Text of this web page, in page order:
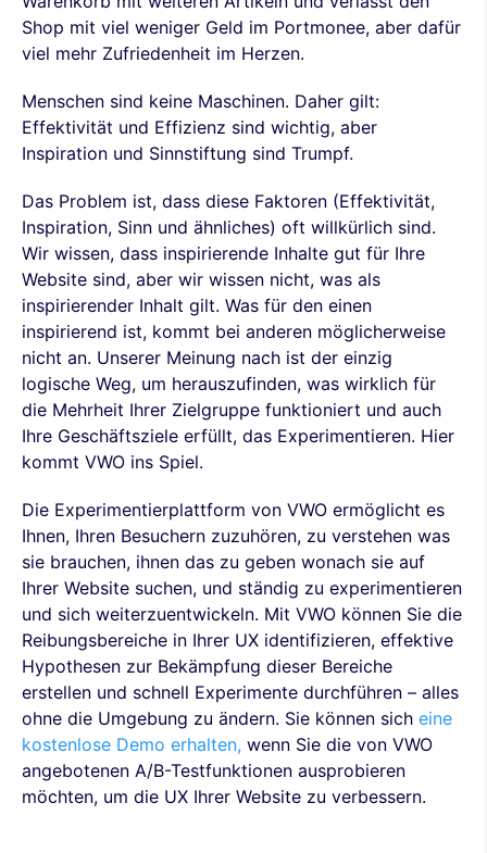
Shop mit viel weniger Geld im Portmonee, aber dafür
viel mehr Zufriedenheit im Herzen.
Menschen sind keine Maschinen. Daher gilt:
Effektivität und Effizienz sind wichtig, aber
Inspiration und Sinnstiftung sind Trumpf.
Das Problem ist, dass diese Faktoren (Effektivität,
Inspiration, Sinn und ähnliches) oft willkürlich sind.
Wir wissen, dass inspirierende Inhalte gut für Ihre
Website sind, aber wir wissen nicht, was als
inspirierender Inhalt gilt. Was für den einen
inspirierend ist, kommt bei anderen möglicherweise
nicht an. Unserer Meinung nach ist der einzig
logische Weg, um herauszufinden, was wirklich für
die Mehrheit Ihrer Zielgruppe funktioniert und auch
Ihre Geschäftsziele erfüllt, das Experimentieren. Hier
kommt VWO ins Spiel.
Die Experimentierplattform von VWO ermöglicht es
Ihnen, Ihren Besuchern zuzuhören, zu verstehen was
sie brauchen, ihnen das zu geben wonach sie auf
Ihrer Website suchen, und ständig zu experimentieren
und sich weiterzuentwickeln. Mit VWO können Sie die
Reibungsbereiche in Ihrer UX identifizieren, effektive
Hypothesen zur Bekämpfung dieser Bereiche
erstellen und schnell Experimente durchführen – alles
ohne die Umgebung zu ändern. Sie können sich eine
kostenlose Demo erhalten, wenn Sie die von VWO
angebotenen A/B-Testfunktionen ausprobieren
möchten, um die UX Ihrer Website zu verbessern.